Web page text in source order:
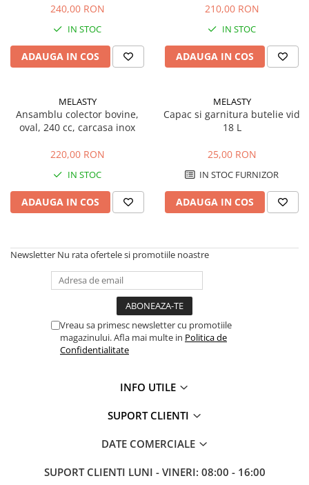
Accesorii sisteme pompare
Compactoare
Maiuri compactoare
Placi compactoare unidirectionale
Cilindri vibrocompactori
Accesorii compactoare
Malaxoare
Accesorii betoniere
Depozitare, transport si protectie
Echipamente de ridicat
Echipamente pentru transport
Accesorii pentru depozitare,
Tehnica diamantata
Masini de carotat
Foreze pentru subtraversari
240,00 RON
IN STOC
ADAUGA IN COS
210,00 RON
IN STOC
ADAUGA IN COS
MELASTY
Ansamblu colector bovine,
oval, 240 cc, carcasa inox
220,00 RON
IN STOC
ADAUGA IN COS
MELASTY
Capac si garnitura butelie vid
18 L
25,00 RON
IN STOC FURNIZOR
ADAUGA IN COS
Newsletter Nu rata ofertele si promotiile noastre
Vreau sa primesc newsletter cu promotiile
magazinului. Afla mai multe in Politica de
Confidentialitate
INFO UTILE
SUPORT CLIENTI
DATE COMERCIALE
SUPORT CLIENTI LUNI - VINERI: 08:00 - 16:00